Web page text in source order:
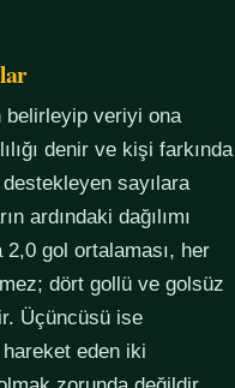
belirleyip veriyi ona
denir ve kişi farkında
sayılara
ardındaki dağılımı
gol ortalaması, her
dört gollü ve golsüz
Üçüncüsü ise
eden iki